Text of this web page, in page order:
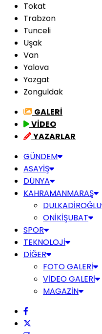
Tokat
Trabzon
Tunceli
Uşak
Van
Yalova
Yozgat
Zonguldak
GALERİ
VİDEO
YAZARLAR
GÜNDEM
ASAYİŞ
DÜNYA
KAHRAMANMARAŞ
DULKADİROĞLU
ONİKİŞUBAT
SPOR
TEKNOLOJİ
DİĞER
FOTO GALERİ
VİDEO GALERİ
MAGAZİN